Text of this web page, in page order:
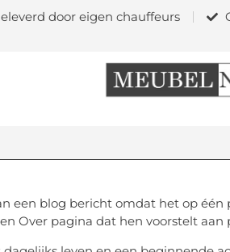
door eigen chauffeurs
een blog bericht omdat het op
Over pagina dat hen voorstelt